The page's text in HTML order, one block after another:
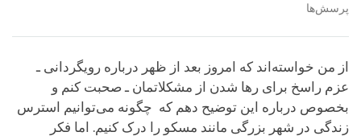
پرسش‌ها
از من خواسته‌اند که امروز بعد از ظهر درباره رویگردانی ـ
عزم راسخ برای رها شدن از مشکلاتمان ـ صحبت کنم و
بخصوص درباره این توضیح دهم که چگونه می‌توانیم استرس
زندگی در شهر بزرگی مانند مسکو را درک کنیم. اما فکر